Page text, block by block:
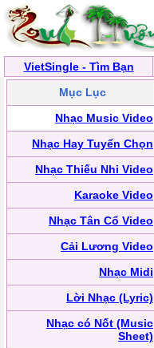
VietSingle - Tìm Bạn
Mục Lục
Nhạc Music Video
Nhạc Hay Tuyển Chọn
Nhạc Thiếu Nhi Video
Karaoke Video
Nhạc Tân Cổ Video
Cải Lương Video
Nhạc Midi
Lời Nhạc (Lyric)
Nhạc có Nốt (Music
Sheet)